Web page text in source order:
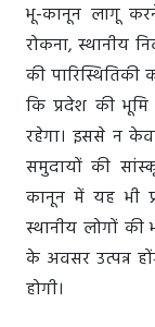
भू-कानून लागू
रोकना, स्थानीय
की पारिस्थितिकी
कि प्रदेश की भूमि
रहेगा। इससे न
समुदायों की
कानून में यह भी
स्थानीय लोगों की
के अवसर उत्पन्न
होगी।